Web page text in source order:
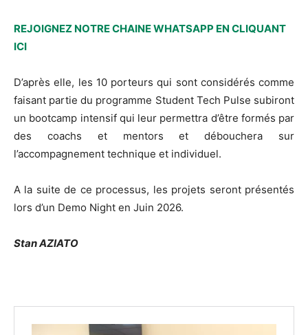
REJOIGNEZ NOTRE CHAINE WHATSAPP EN CLIQUANT
ICI
D’après elle, les 10 porteurs qui sont considérés comme
faisant partie du programme Student Tech Pulse subiront
un bootcamp intensif qui leur permettra d’être formés par
des coachs et mentors et débouchera sur
l’accompagnement technique et individuel.
A la suite de ce processus, les projets seront présentés
lors d’un Demo Night en Juin 2026.
Stan AZIATO